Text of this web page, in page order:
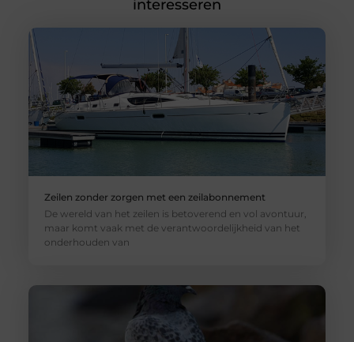
interesseren
Zeilen zonder zorgen met een zeilabonnement
De wereld van het zeilen is betoverend en vol avontuur,
maar komt vaak met de verantwoordelijkheid van het
onderhouden van